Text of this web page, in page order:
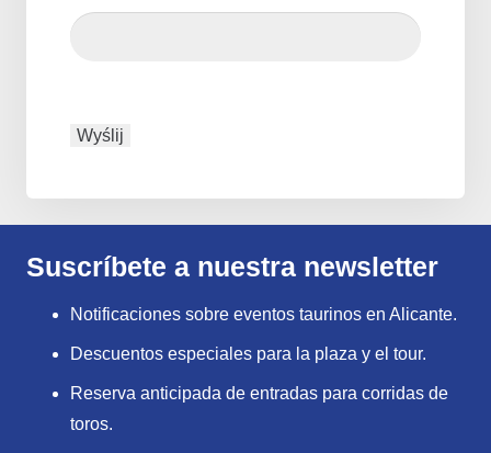
Suscríbete a nuestra newsletter
Notificaciones sobre eventos taurinos en Alicante.
Descuentos especiales para la plaza y el tour.
Reserva anticipada de entradas para corridas de
toros.